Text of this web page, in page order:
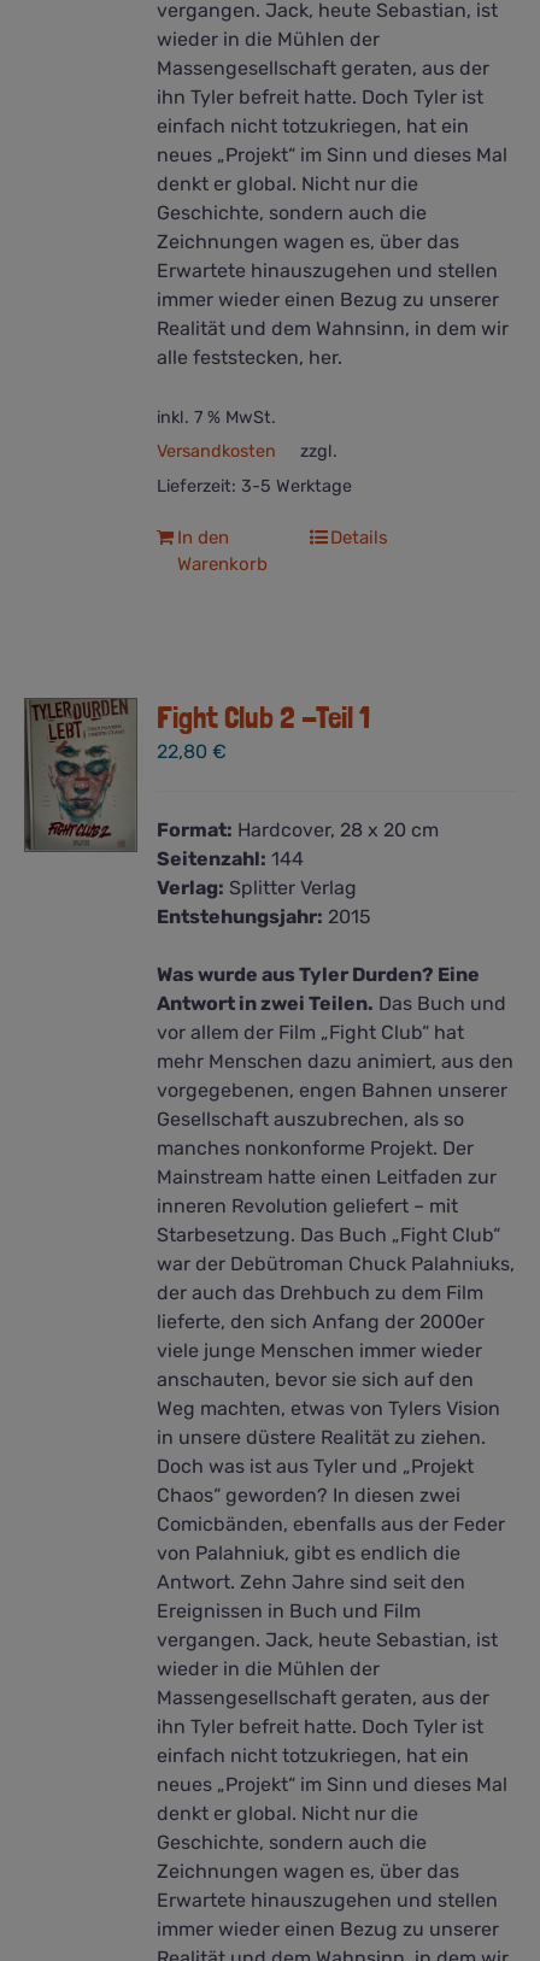
vergangen. Jack, heute Sebastian, ist
wieder in die Mühlen der
Massengesellschaft geraten, aus der
ihn Tyler befreit hatte. Doch Tyler ist
einfach nicht totzukriegen, hat ein
neues „Projekt“ im Sinn und dieses Mal
denkt er global. Nicht nur die
Geschichte, sondern auch die
Zeichnungen wagen es, über das
Erwartete hinauszugehen und stellen
immer wieder einen Bezug zu unserer
Realität und dem Wahnsinn, in dem wir
alle feststecken, her.
inkl. 7 % MwSt.
zzgl.
Versandkosten
Lieferzeit: 3-5 Werktage
In den
Warenkorb
Details
Fight Club 2 -Teil 1
22,80€
Format: Hardcover, 28 x 20 cm
Seitenzahl: 144
Verlag: Splitter Verlag
Entstehungsjahr: 2015
Was wurde aus Tyler Durden? Eine
Antwort in zwei Teilen. Das Buch und
vor allem der Film „Fight Club“ hat
mehr Menschen dazu animiert, aus den
vorgegebenen, engen Bahnen unserer
Gesellschaft auszubrechen, als so
manches nonkonforme Projekt. Der
Mainstream hatte einen Leitfaden zur
inneren Revolution geliefert – mit
Starbesetzung. Das Buch „Fight Club“
war der Debütroman Chuck Palahniuks,
der auch das Drehbuch zu dem Film
lieferte, den sich Anfang der 2000er
viele junge Menschen immer wieder
anschauten, bevor sie sich auf den
Weg machten, etwas von Tylers Vision
in unsere düstere Realität zu ziehen.
Doch was ist aus Tyler und „Projekt
Chaos“ geworden? In diesen zwei
Comicbänden, ebenfalls aus der Feder
von Palahniuk, gibt es endlich die
Antwort. Zehn Jahre sind seit den
Ereignissen in Buch und Film
vergangen. Jack, heute Sebastian, ist
wieder in die Mühlen der
Massengesellschaft geraten, aus der
ihn Tyler befreit hatte. Doch Tyler ist
einfach nicht totzukriegen, hat ein
neues „Projekt“ im Sinn und dieses Mal
denkt er global. Nicht nur die
Geschichte, sondern auch die
Zeichnungen wagen es, über das
Erwartete hinauszugehen und stellen
immer wieder einen Bezug zu unserer